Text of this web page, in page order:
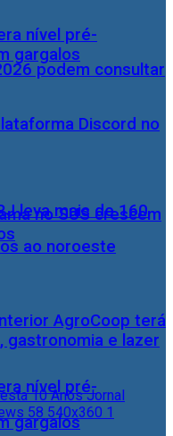
podem consultar
leva mais de 160
ao noroeste
nível pré-
gargalos
nível pré-
gargalos
Discord no
no SUS crescem
AgroCoop terá
gastronomia e lazer